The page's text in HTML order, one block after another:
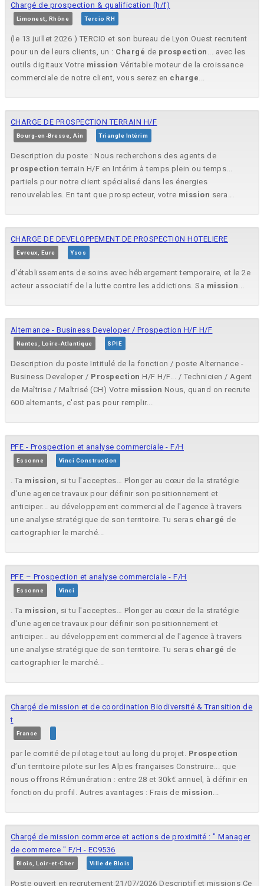
Chargé de prospection & qualification (h/f)
Limonest, Rhône Tercio RH
(le 13 juillet 2026 ) TERCIO et son bureau de Lyon Ouest recrutent
pour un de leurs clients, un : Chargé de prospection ... avec les
outils digitaux Votre mission Véritable moteur de la croissance
commerciale de notre client, vous serez en charge...
CHARGE DE PROSPECTION TERRAIN H/F
Bourg-en-Bresse, Ain Triangle Intérim
Description du poste : Nous recherchons des agents de
prospection terrain H/F en Intérim à temps plein ou temps...
partiels pour notre client spécialisé dans les énergies
renouvelables. En tant que prospecteur, votre mission sera...
CHARGE DE DEVELOPPEMENT DE PROSPECTION HOTELIERE
Evreux, Eure Ysos
d'établissements de soins avec hébergement temporaire, et le 2e
acteur associatif de la lutte contre les addictions. Sa mission...
Alternance - Business Developer / Prospection H/F H/F
Nantes, Loire-Atlantique SPIE
Description du poste Intitulé de la fonction / poste Alternance -
Business Developer / Prospection H/F H/F... / Technicien / Agent
de Maîtrise / Maîtrisé (CH) Votre mission Nous, quand on recrute
600 alternants, c'est pas pour remplir...
PFE - Prospection et analyse commerciale - F/H
Essonne Vinci Construction
. Ta mission , si tu l'acceptes… Plonger au cœur de la stratégie
d'une agence travaux pour définir son positionnement et
anticiper... au développement commercial de l'agence à travers
une analyse stratégique de son territoire. Tu seras chargé de
cartographier le marché...
PFE – Prospection et analyse commerciale - F/H
Essonne Vinci
. Ta mission , si tu l'acceptes… Plonger au cœur de la stratégie
d'une agence travaux pour définir son positionnement et
anticiper... au développement commercial de l'agence à travers
une analyse stratégique de son territoire. Tu seras chargé de
cartographier le marché...
Chargé de mission et de coordination Biodiversité & Transition de
t
France
par le comité de pilotage tout au long du projet. Prospection
d’un territoire pilote sur les Alpes françaises Construire... que
nous offrons Rémunération : entre 28 et 30k€ annuel, à définir en
fonction du profil. Autres avantages : Frais de mission...
Chargé de mission commerce et actions de proximité : " Manager
de commerce " F/H - EC9536
Blois, Loir-et-Cher Ville de Blois
Poste ouvert en recrutement 21/07/2026 Descriptif et missions Ce